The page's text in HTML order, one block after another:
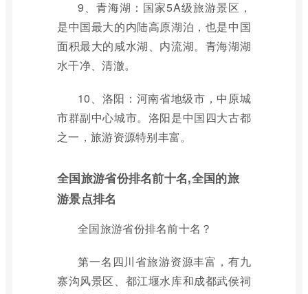
9、青海湖：国家5A级旅游景区，
是中国最大的内陆高原湖泊，也是中国
面积最大的咸水湖、内流湖。青海湖湖
水干净、清澈。
10、洛阳：河南省地级市，中原城
市群副中心城市。洛阳是中国四大古都
之一，旅游资源特别丰富。
全国旅游省份排名前十名,全国的旅
游景点排名
全国旅游省份排名前十名？
第一名四川省旅游资源丰富，有九
寨沟风景区、都江堰水库和成都武侯祠